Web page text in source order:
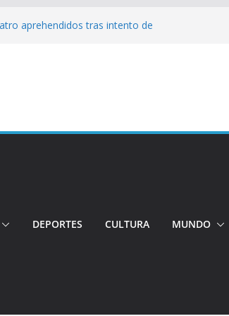
aprehendidos tras intento de
Quito reúne a líderes y
sin vida a dos jóvenes quiteños
DEPORTES CULTURA MUNDO